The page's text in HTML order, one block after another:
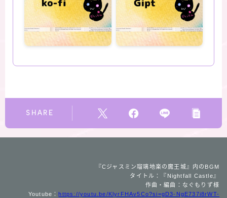
SHARE
『Cジャスミン瑠璃地楽の魔王城』内のBGM
タイトル：『Nightfall Castle』
作曲・編曲：なぐもりず様
Youtube： https://youtu.be/KlyrFHAv5Co?si=gD3-NgE737i8rWT-